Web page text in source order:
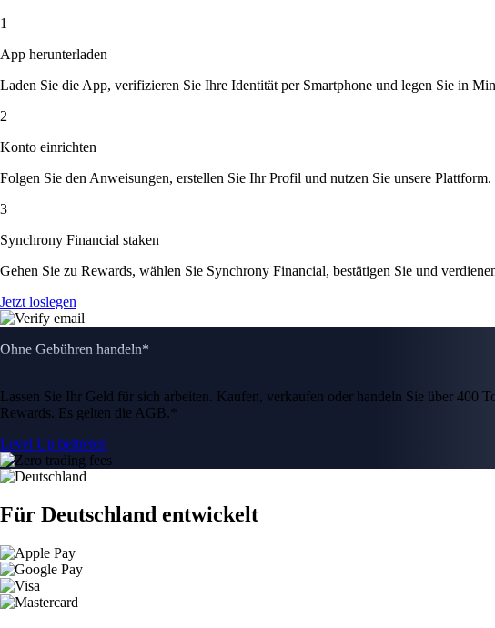
1
App herunterladen
Laden Sie die App, verifizieren Sie Ihre Identität per Smartphone und legen Sie in
2
Konto einrichten
Folgen Sie den Anweisungen, erstellen Sie Ihr Profil und nutzen Sie unsere Plattform.
3
Synchrony Financial staken
Gehen Sie zu Rewards, wählen Sie Synchrony Financial, bestätigen Sie und
Jetzt loslegen
Ohne Gebühren handeln*
Lassen Sie Ihr Geld für sich arbeiten. Kaufen, verkaufen oder handeln Sie über
Rewards. Es gelten die AGB.*
Level Up beitreten
Für Deutschland entwickelt